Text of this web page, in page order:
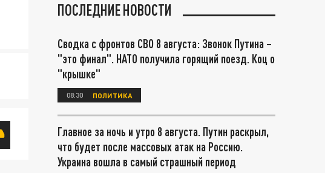
ПОСЛЕДНИЕ НОВОСТИ
Сводка с фронтов СВО 8 августа: Звонок Путина –
"это финал". НАТО получила горящий поезд. Коц о
"крышке"
08:30 ПОЛИТИКА
Главное за ночь и утро 8 августа. Путин раскрыл,
что будет после массовых атак на Россию.
Украина вошла в самый страшный период